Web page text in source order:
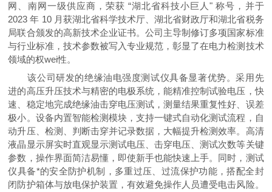
网、南网一级供应商，荣获 “湖北省科技小巨人" 称号，并于
2023 年 10 月获湖北省科学技术厅、湖北省财政厅和湖北省税务
局联合颁发的高新技术企业证书。公司主导制修订多项国家标准
与行业标准，技术参数被写入专业规范，彰显了在电力检测技术
领域的权wei性。
该公司研发的绝缘油电强度测试仪具备显著优势。采用先
进的高压升压技术与精密的电极系统，能精准控制试验电压，快
速、稳定地完成绝缘油击穿电压测试，测量结果重复性好、误差
极小。设备内置智能检测模块，支持一键式自动化测试流程，自
动升压、检测、判断击穿并记录数据，大幅提升检测效率。高清
液晶显示屏实时直观显示测试电压、击穿电压、测试次数等关键
参数，操作界面简洁易懂，即使新手也能快速上手。同时，测试
仪具备*的安全防护机制，多重过压、过流保护功能，搭配全封
闭防护箱体与放电保护装置，有效避免操作人员遭受电击风险。